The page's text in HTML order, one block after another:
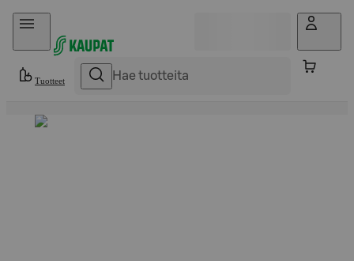
Hyppää sisältöön
Tuotteet